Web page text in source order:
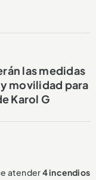
las medidas
movilidad para
Karol G
atender4 incendios